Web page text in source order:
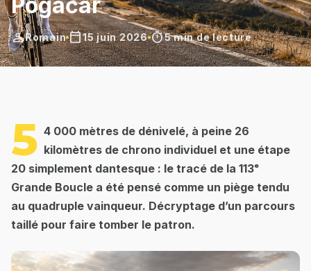
personRomain calendar_today15 juin 2026 timer5 min de lecture
5 4 000 mètres de dénivelé, à peine 26
kilomètres de chrono individuel et une étape
20 simplement dantesque : le tracé de la 113ᵉ
Grande Boucle a été pensé comme un piège tendu
au quadruple vainqueur. Décryptage d’un parcours
taillé pour faire tomber le patron.